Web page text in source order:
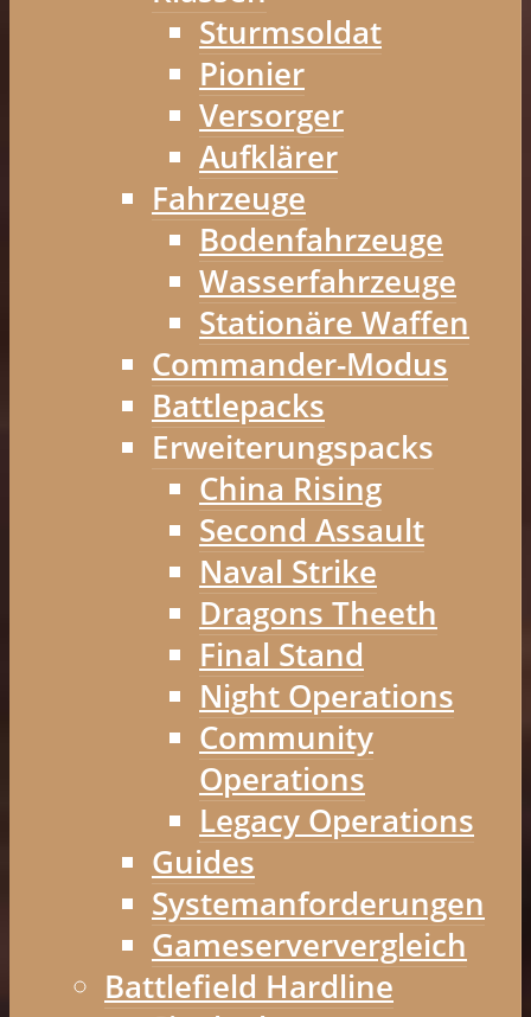
Sturmsoldat
Pionier
Versorger
Aufklärer
Fahrzeuge
Bodenfahrzeuge
Wasserfahrzeuge
Stationäre Waffen
Commander-Modus
Battlepacks
Erweiterungspacks
China Rising
Second Assault
Naval Strike
Dragons Theeth
Final Stand
Night Operations
Community
Operations
Legacy Operations
Guides
Systemanforderungen
Gameserververgleich
Battlefield Hardline